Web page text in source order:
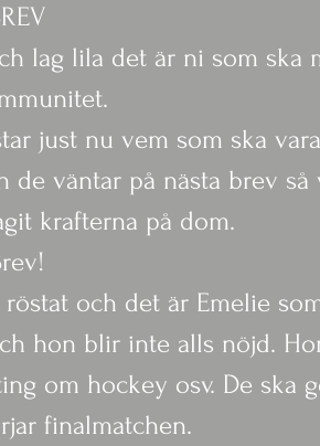
lag lila det är ni som
just nu vem som ska
de väntar på nästa brev
krafterna på dom.
och det är Emelie
hon blir inte alls nöjd.
om hockey osv. De ska
finalmatchen.